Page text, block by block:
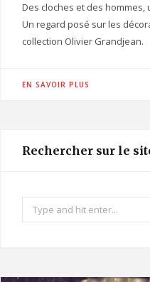
Des cloches et des
Un regard posé sur les
collection Olivier Grandjean.
EN SAVOIR PLUS
Rechercher sur le
Search
for: